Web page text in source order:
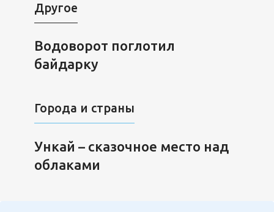
Другое
Водоворот поглотил
байдарку
Города и страны
Ункай – сказочное место над
облаками